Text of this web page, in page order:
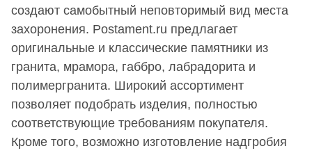
создают самобытный неповторимый вид места
захоронения. Postament.ru предлагает
оригинальные и классические памятники из
гранита, мрамора, габбро, лабрадорита и
полимергранита. Широкий ассортимент
позволяет подобрать изделия, полностью
соответствующие требованиям покупателя.
Кроме того, возможно изготовление надгробия